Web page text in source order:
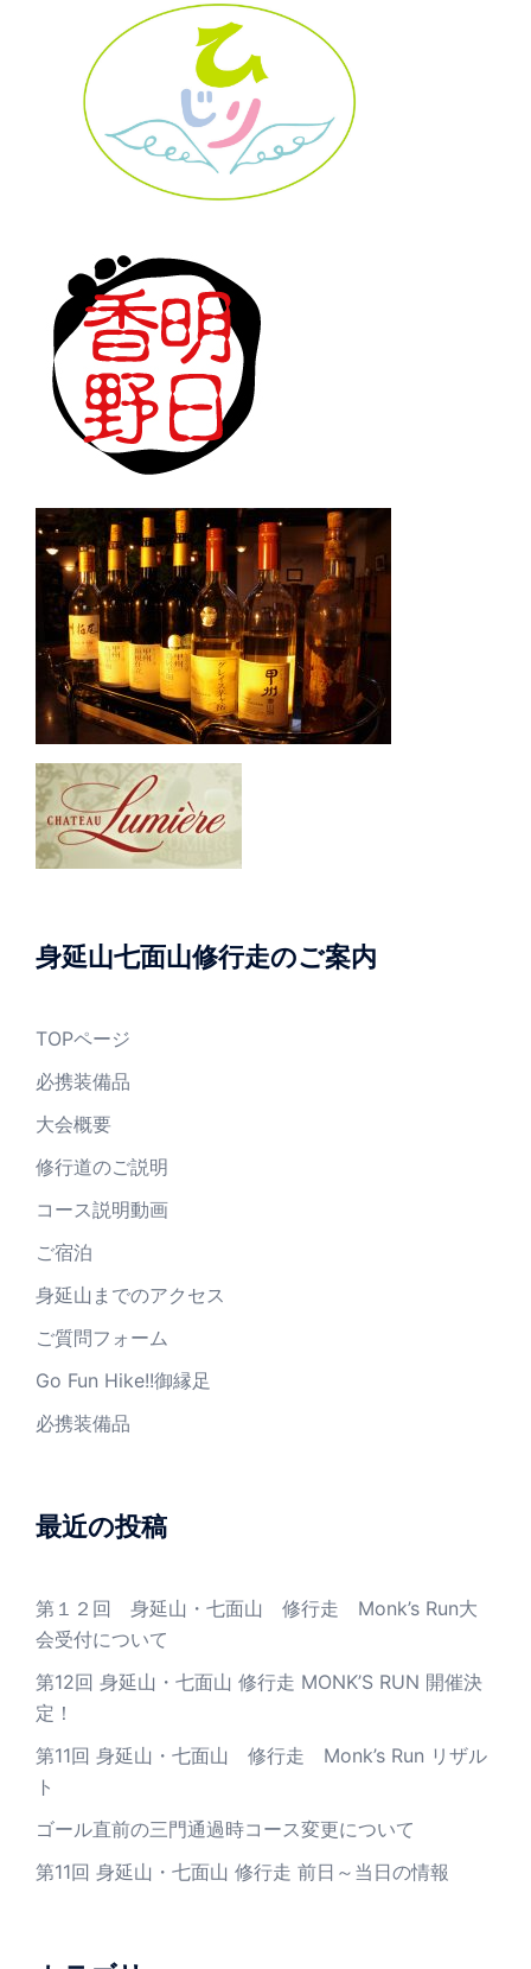
身延山七面山修行走のご案内
TOPページ
必携装備品
大会概要
修行道のご説明
コース説明動画
ご宿泊
身延山までのアクセス
ご質問フォーム
Go Fun Hike!!御縁足
必携装備品
最近の投稿
第１２回 身延山・七面山 修行走 Monk’s Run大
会受付について
第12回 身延山・七面山 修行走 MONK’S RUN 開催決
定！
第11回 身延山・七面山 修行走 Monk’s Run リザル
ト
ゴール直前の三門通過時コース変更について
第11回 身延山・七面山 修行走 前日～当日の情報